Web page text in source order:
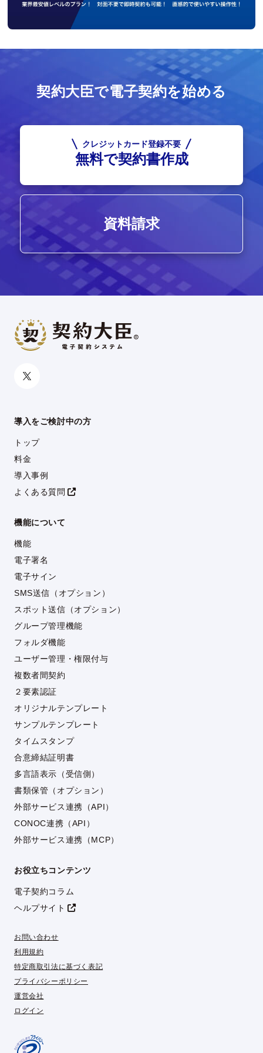
契約大臣で電子契約を始める
資料請求
クレジットカード登録不要
無料で契約書作成
導入をご検討中の方
トップ
料金
導入事例
よくある質問
機能について
機能
電子署名
電子サイン
SMS送信（オプション）
スポット送信（オプション）
グループ管理機能
フォルダ機能
ユーザー管理・権限付与
複数者間契約
２要素認証
オリジナルテンプレート
サンプルテンプレート
タイムスタンプ
合意締結証明書
多言語表示（受信側）
書類保管（オプション）
外部サービス連携（API）
CONOC連携（API）
外部サービス連携（MCP）
お役立ちコンテンツ
電子契約コラム
ヘルプサイト
お問い合わせ
利用規約
特定商取引法に基づく表記
プライバシーポリシー
運営会社
ログイン